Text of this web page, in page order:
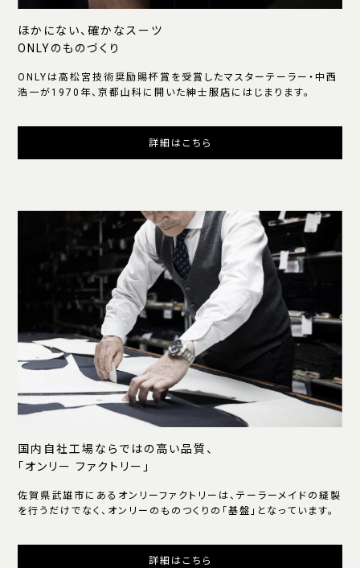
ほかにない、確かなスーツ
ONLYのものづくり
ONLYは高松宮技術奨励賜杯賞を受賞したマスターテーラー・中西
浩一が1970年、京都山科に開いた紳士服店にはじまります。
詳細はこちら
国内自社工場ならではの高い品質、
「オンリー ファクトリー」
佐賀県武雄市にあるオンリーファクトリーは、テーラーメイドの縫製
を行うだけでなく、オンリーのものつくりの「基盤」となっています。
詳細はこちら